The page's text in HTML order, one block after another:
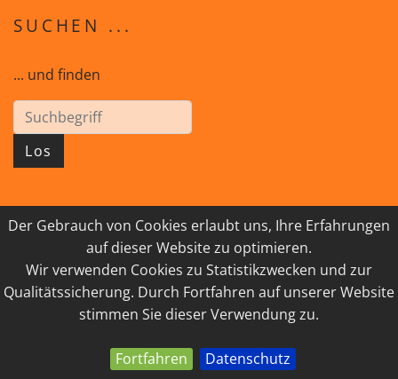
Der Gebrauch von Cookies erlaubt uns, Ihre Erfahrungen
auf dieser Website zu optimieren.
Wir verwenden Cookies zu Statistikzwecken und zur
Qualitätssicherung. Durch Fortfahren auf unserer Website
stimmen Sie dieser Verwendung zu.
Fortfahren Datenschutz
SUCHEN ...
... und finden
Los
© 2026 GEISTreich - Diözese Innsbruck
IMPRESSUM
LINKSAMMLUNG
DATENSCHUTZ
KONTAKT
powered by webEdition CMS